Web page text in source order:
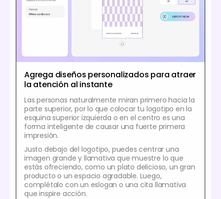
Agrega diseños personalizados para atraer
la atención al instante
Las personas naturalmente miran primero hacia la
parte superior, por lo que colocar tu logotipo en la
esquina superior izquierda o en el centro es una
forma inteligente de causar una fuerte primera
impresión.
Justo debajo del logotipo, puedes centrar una
imagen grande y llamativa que muestre lo que
estás ofreciendo, como un plato delicioso, un gran
producto o un espacio agradable. Luego,
complétalo con un eslogan o una cita llamativa
que inspire acción.